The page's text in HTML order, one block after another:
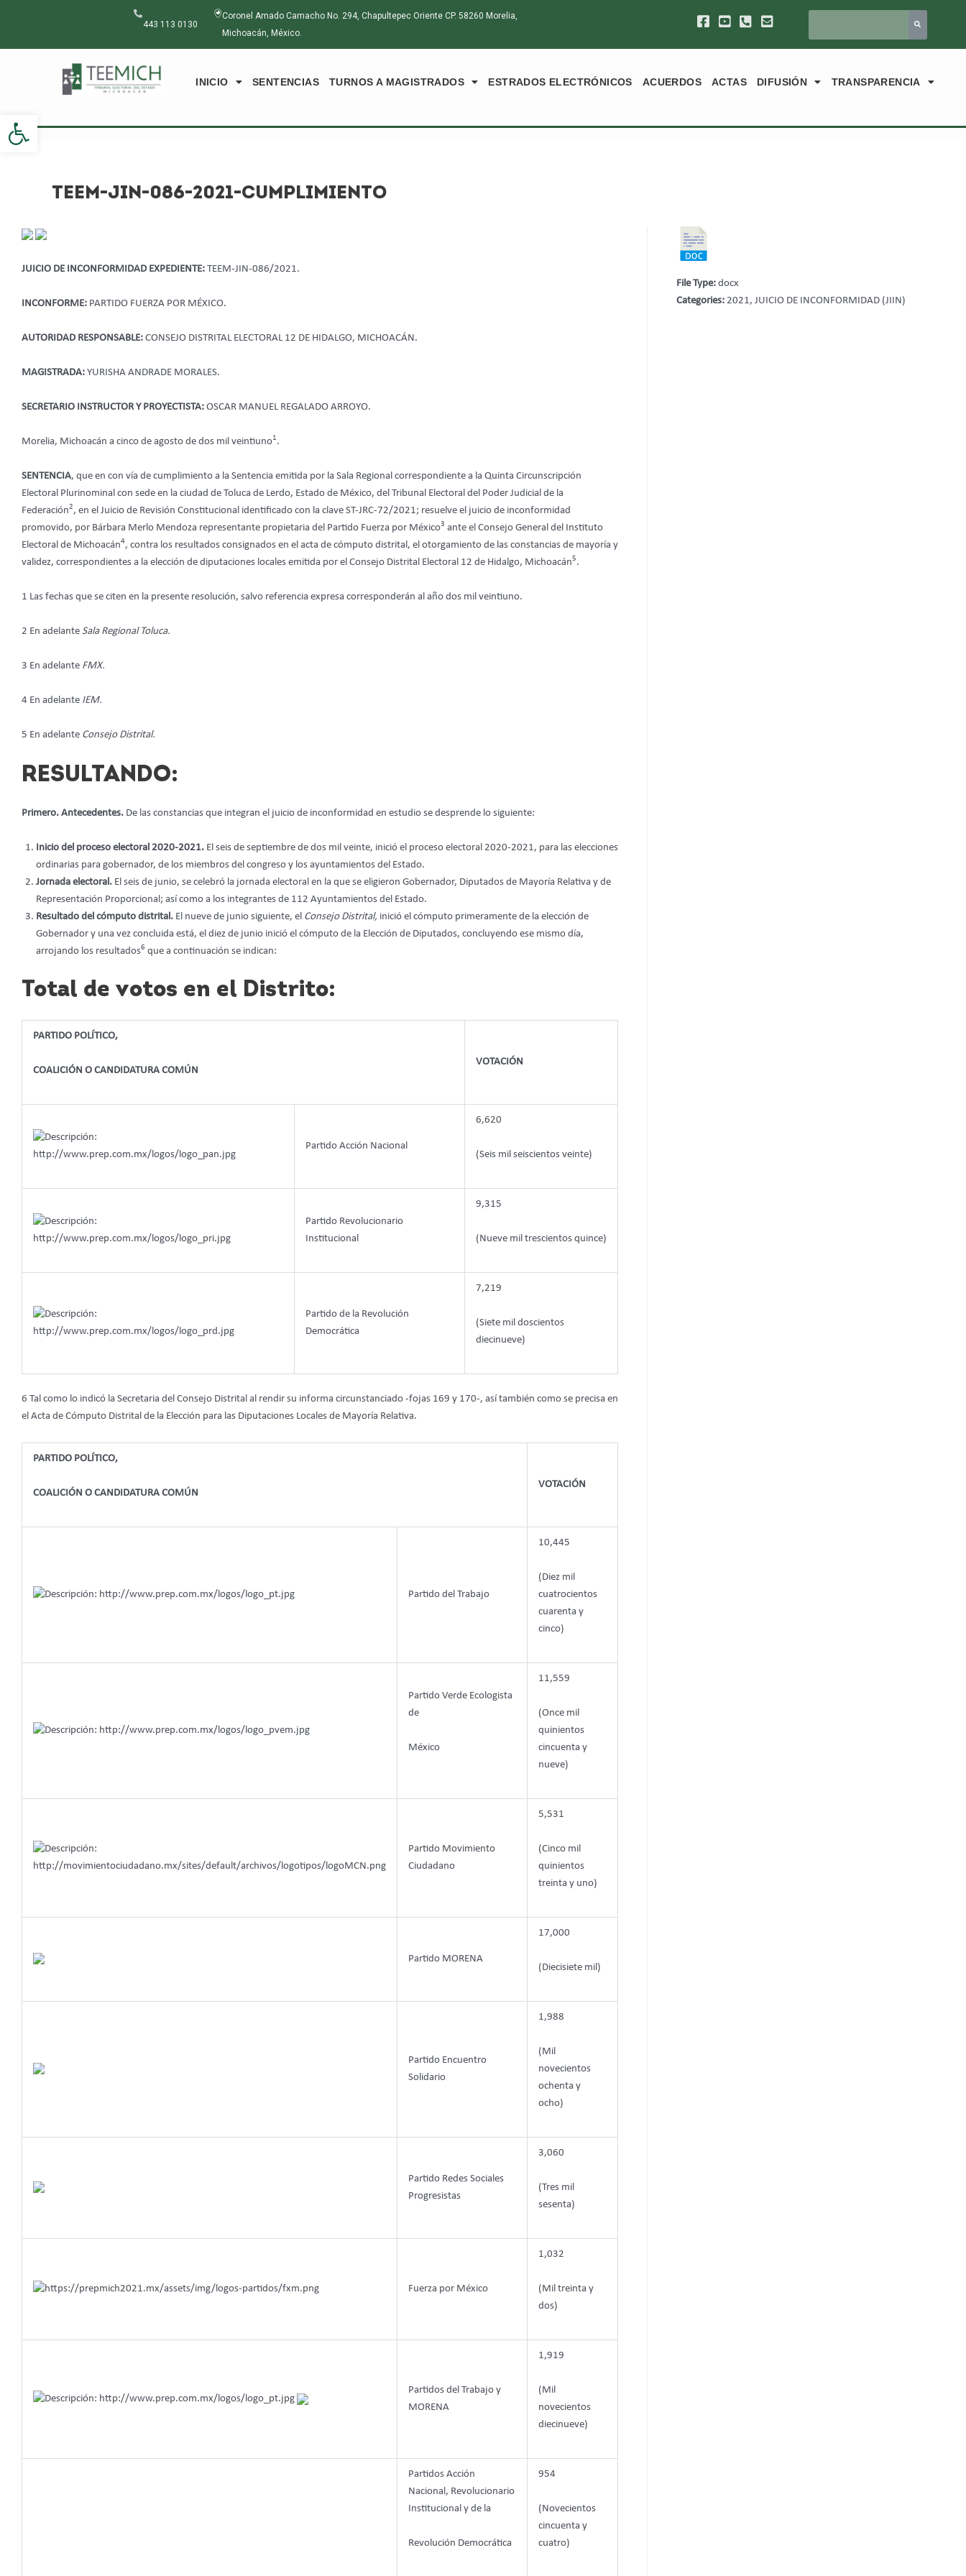
Abrir barra de herramientas
443 113 0130
Coronel Amado Camacho No. 294, Chapultepec Oriente CP. 58260 Morelia,
Michoacán, México.
INICIO SENTENCIAS TURNOS A MAGISTRADOS ESTRADOS ELECTRÓNICOS ACUERDOS ACTAS DIFUSIÓN TRANSPARENCIA
TEEM-JIN-086-2021-CUMPLIMIENTO
JUICIO DE INCONFORMIDAD EXPEDIENTE: TEEM-JIN-086/2021.
INCONFORME: PARTIDO FUERZA POR MÉXICO.
AUTORIDAD RESPONSABLE: CONSEJO DISTRITAL ELECTORAL 12 DE HIDALGO, MICHOACÁN.
MAGISTRADA: YURISHA ANDRADE MORALES.
SECRETARIO INSTRUCTOR Y PROYECTISTA: OSCAR MANUEL REGALADO ARROYO.
Morelia, Michoacán a cinco de agosto de dos mil veintiuno1.
SENTENCIA, que en con vía de cumplimiento a la Sentencia emitida por la Sala Regional correspondiente a la Quinta Circunscripción
Electoral Plurinominal con sede en la ciudad de Toluca de Lerdo, Estado de México, del Tribunal Electoral del Poder Judicial de la
Federación2, en el Juicio de Revisión Constitucional identificado con la clave ST-JRC-72/2021; resuelve el juicio de inconformidad
promovido, por Bárbara Merlo Mendoza representante propietaria del Partido Fuerza por México3 ante el Consejo General del Instituto
Electoral de Michoacán4, contra los resultados consignados en el acta de cómputo distrital, el otorgamiento de las constancias de mayoría y
validez, correspondientes a la elección de diputaciones locales emitida por el Consejo Distrital Electoral 12 de Hidalgo, Michoacán5.
1 Las fechas que se citen en la presente resolución, salvo referencia expresa corresponderán al año dos mil veintiuno.
2 En adelante Sala Regional Toluca.
3 En adelante FMX.
4 En adelante IEM.
5 En adelante Consejo Distrital.
RESULTANDO:
Primero. Antecedentes. De las constancias que integran el juicio de inconformidad en estudio se desprende lo siguiente:
Inicio del proceso electoral 2020-2021. El seis de septiembre de dos mil veinte, inició el proceso electoral 2020-2021, para las elecciones
ordinarias para gobernador, de los miembros del congreso y los ayuntamientos del Estado.
Jornada electoral. El seis de junio, se celebró la jornada electoral en la que se eligieron Gobernador, Diputados de Mayoría Relativa y de
Representación Proporcional; así como a los integrantes de 112 Ayuntamientos del Estado.
Resultado del cómputo distrital. El nueve de junio siguiente, el Consejo Distrital, inició el cómputo primeramente de la elección de
Gobernador y una vez concluida está, el diez de junio inició el cómputo de la Elección de Diputados, concluyendo ese mismo día,
arrojando los resultados6 que a continuación se indican:
Total de votos en el Distrito:
PARTIDO POLÍTICO,
COALICIÓN O CANDIDATURA COMÚN
VOTACIÓN
Partido Acción Nacional
6,620
(Seis mil seiscientos veinte)
Partido Revolucionario
Institucional
9,315
(Nueve mil trescientos quince)
Partido de la Revolución
Democrática
7,219
(Siete mil doscientos
diecinueve)
6 Tal como lo indicó la Secretaria del Consejo Distrital al rendir su informa circunstanciado -fojas 169 y 170-, así también como se precisa en
el Acta de Cómputo Distrital de la Elección para las Diputaciones Locales de Mayoría Relativa.
PARTIDO POLÍTICO,
COALICIÓN O CANDIDATURA COMÚN
VOTACIÓN
Partido del Trabajo
10,445
(Diez mil
cuatrocientos
cuarenta y
cinco)
Partido Verde Ecologista
de
México
11,559
(Once mil
quinientos
cincuenta y
nueve)
Partido Movimiento
Ciudadano
5,531
(Cinco mil
quinientos
treinta y uno)
Partido MORENA
17,000
(Diecisiete mil)
Partido Encuentro
Solidario
1,988
(Mil
novecientos
ochenta y
ocho)
Partido Redes Sociales
Progresistas
3,060
(Tres mil
sesenta)
Fuerza por México
1,032
(Mil treinta y
dos)
Partidos del Trabajo y
MORENA
1,919
(Mil
novecientos
diecinueve)
Partidos Acción
Nacional, Revolucionario
Institucional y de la
Revolución Democrática
954
(Novecientos
cincuenta y
cuatro)
File Type: docx
Categories: 2021, JUICIO DE INCONFORMIDAD (JIIN)